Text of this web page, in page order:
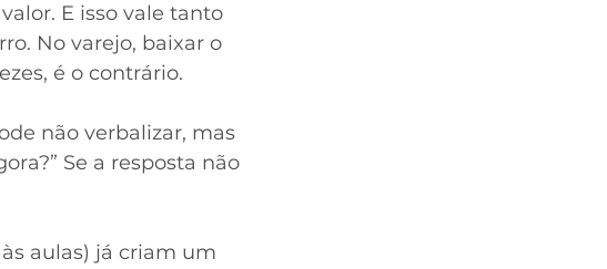
E isso vale tanto
No varejo, baixar o
é o contrário.
não verbalizar, mas
Se a resposta não
aulas) já criam um